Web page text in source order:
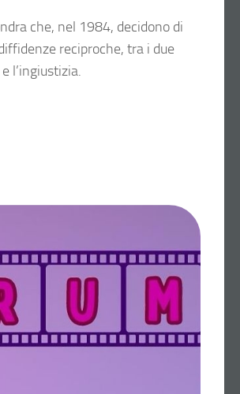
che, nel 1984, decidono di
reciproche, tra i due
l’ingiustizia.